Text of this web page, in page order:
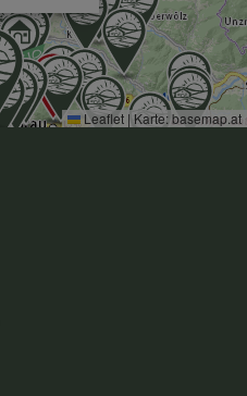
Leaflet | Karte:basemap.at